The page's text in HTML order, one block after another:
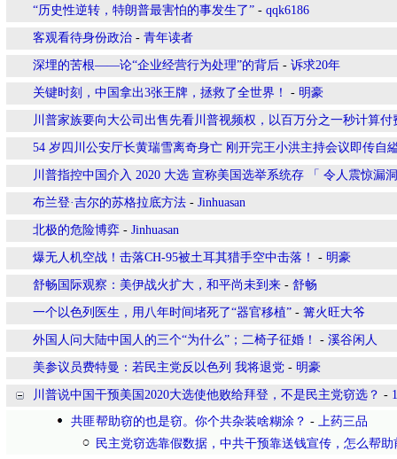
“历史性逆转，特朗普最害怕的事发生了” - qqk6186
客观看待身份政治 - 青年读者
深埋的苦根——论“企业经营行为处理”的背后 - 诉求20年
关键时刻，中国拿出3张王牌，拯救了全世界！ - 明豪
川普家族要向大公司出售先看川普视频权，以百万分之一秒计算付
54 岁四川公安厅长黄瑞雪离奇身亡 刚开完王小洪主持会议即传自
川普指控中国介入 2020 大选 宣称美国选举系统存 「 令人震惊漏
布兰登·吉尔的苏格拉底方法 - Jinhuasan
北极的危险博弈 - Jinhuasan
爆无人机空战！击落CH-95被土耳其猎手空中击落！ - 明豪
舒畅国际观察：美伊战火扩大，和平尚未到来 - 舒畅
一个以色列医生，用八年时间堵死了“器官移植” - 篝火旺大爷
外国人问大陆中国人的三个“为什么”；二椅子征婚！ - 溪谷闲人
美参议员费特曼：若民主党反以色列 我将退党 - 明豪
川普说中国干预美国2020大选使他败给拜登，不是民主党窃选？ -
共匪帮助窃的也是窃。你个共杂装啥糊涂？ - 上药三品
民主党窃选靠假数据，中共干预靠送钱宣传，怎么帮